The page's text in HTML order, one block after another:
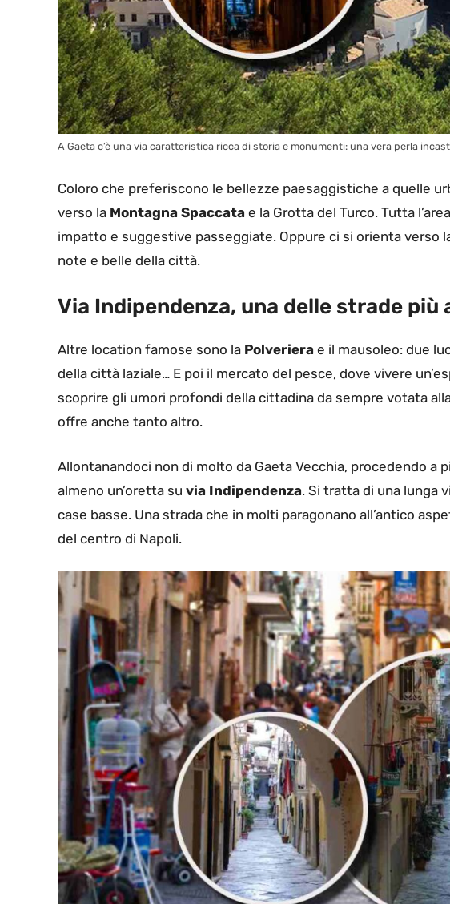
A Gaeta c’è una via caratteristica ricca di storia e monumenti: una vera perla
Coloro che preferiscono le bellezze paesaggistiche a quelle
verso la Montagna Spaccata e la Grotta del Turco. Tutta
impatto e suggestive passeggiate. Oppure ci si orienta verso
note e belle della città.
Via Indipendenza, una delle strade
Altre location famose sono la Polveriera e il mausoleo: due
della città laziale… E poi il mercato del pesce, dove vivere
scoprire gli umori profondi della cittadina da sempre votata
offre anche tanto altro.
Allontanandoci non di molto da Gaeta Vecchia, procedendo a
almeno un’oretta su via Indipendenza. Si tratta di una lunga
case basse. Una strada che in molti paragonano all’antico
del centro di Napoli.